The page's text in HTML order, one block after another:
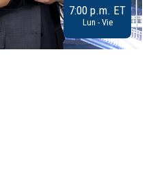
7:00 p.m. ET
Lun - Vie